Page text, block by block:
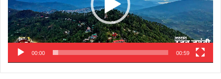
00:00 00:59